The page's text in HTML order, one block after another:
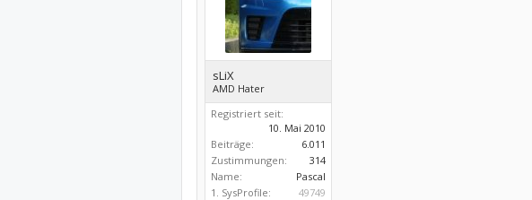
sLiX
AMD Hater
Registriert seit:
10. Mai 2010
Beiträge:
6.011
Zustimmungen:
314
Name:
Pascal
1. SysProfile:
49749